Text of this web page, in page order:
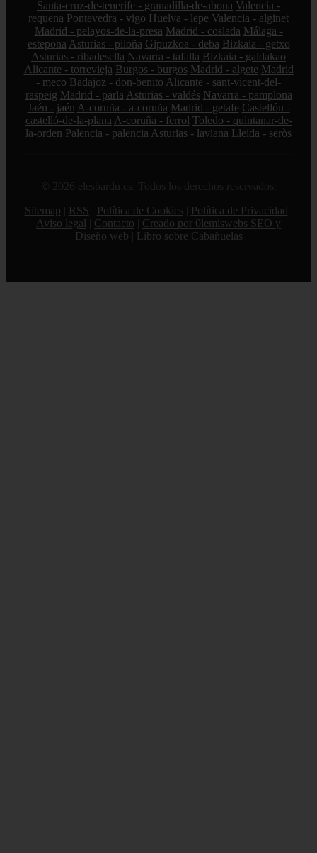
Santa-cruz-de-tenerife - granadilla-de-abona Valencia -
requena Pontevedra - vigo Huelva - lepe Valencia - alginet
Madrid - pelayos-de-la-presa Madrid - coslada Málaga -
estepona Asturias - piloña Gipuzkoa - deba Bizkaia - getxo
Asturias - ribadesella Navarra - tafalla Bizkaia - galdakao
Alicante - torrevieja Burgos - burgos Madrid - algete Madrid
- meco Badajoz - don-benito Alicante - sant-vicent-del-
raspeig Madrid - parla Asturias - valdés Navarra - pamplona
Jaén - jaén A-coruña - a-coruña Madrid - getafe Castellón -
castelló-de-la-plana A-coruña - ferrol Toledo - quintanar-de-
la-orden Palencia - palencia Asturias - laviana Lleida - seròs
© 2026 elesbardu.es. Todos los derechos reservados.
Sitemap
RSS Política de Cookies Política de Privacidad
Aviso legal
Contacto
Creado por 0lemiswebs SEO y
Diseño web
Libro sobre Cabañuelas